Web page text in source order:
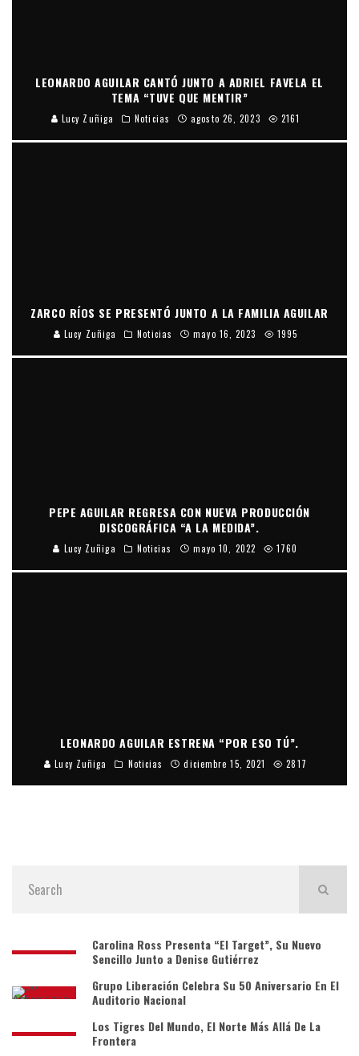
LEONARDO AGUILAR CANTÓ JUNTO A ADRIEL FAVELA EL
TEMA “TUVE QUE MENTIR”
Lucy Zuñiga Noticias agosto 26, 2023 2161
ZARCO RÍOS SE PRESENTÓ JUNTO A LA FAMILIA AGUILAR
Lucy Zuñiga Noticias mayo 16, 2023 1995
PEPE AGUILAR REGRESA CON NUEVA PRODUCCIÓN
DISCOGRÁFICA “A LA MEDIDA”.
Lucy Zuñiga Noticias mayo 10, 2022 1760
LEONARDO AGUILAR ESTRENA “POR ESO TÚ”.
Lucy Zuñiga Noticias diciembre 15, 2021 2817
Carolina Ross Presenta “El Target”, Su Nuevo
Sencillo Junto a Denise Gutiérrez
Grupo Liberación Celebra Su 50 Aniversario En El
Auditorio Nacional
Los Tigres Del Mundo, El Norte Más Allá De La
Frontera